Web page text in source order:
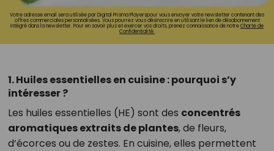
Votre adresse email sera utilisée par Digital Prisma Playerspour vous envoyer votre newsletter contenant des
offres commerciales personnalisées. Vous pourrez vous désinscrire en utilisant le lien de désabonnement
intégré dans la newsletter. Pour en savoir plus et exercer vos droits, prenez connaissance de notreCharte de
Confidentialité.
1. Huiles essentielles en cuisine : pourquoi s’y
intéresser ?
Les huiles essentielles (HE) sont des concentrés
aromatiques extraits de plantes, de fleurs,
d’écorces ou de zestes. En cuisine, elles permettent